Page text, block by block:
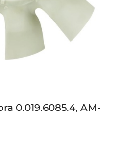
0.019.6085.4, AM-